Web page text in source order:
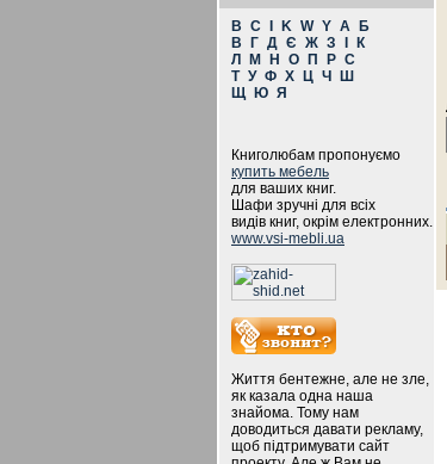
B C K W Y А
Б
В
Г Д Є Ж З
К
Л
М Н О П Р С
Т У Ф Х Ц Ч
Ш
Щ
Ю Я
Книголюбам пропонуємо
купить мебель
для ваших книг.
Шафи зручні для всіх
видів книг, окрім електронних.
www.vsi-mebli.ua
Життя бентежне, але не зле,
як казала одна наша
знайома. Тому нам
доводиться давати рекламу,
щоб підтримувати сайт